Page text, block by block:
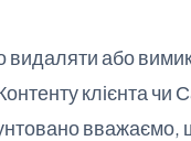
або
клієнта чи
вважаємо,